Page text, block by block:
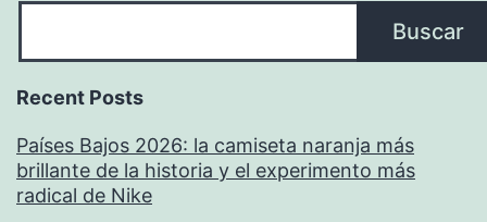
Buscar
Recent Posts
Países Bajos 2026: la camiseta naranja más
brillante de la historia y el experimento más
radical de Nike